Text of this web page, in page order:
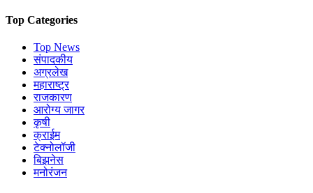
Top Categories
Top News
संपादकीय
अग्रलेख
महाराष्ट्र
राजकारण
आरोग्य जागर
कृषी
क्राईम
टेक्नोलॉजी
बिझनेस
मनोरंजन